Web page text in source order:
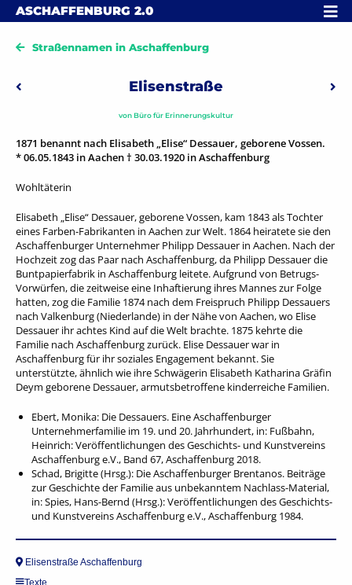
Skip to content
ASCHAFFENBURG 2.0 MENÜ
Straßennamen in Aschaffenburg
Beitragsnavigation
Vorheriger: Elsa-Brändström-Weg
Elisenstraße
vonBüro für Erinnerungskultur
1871 benannt nach Elisabeth „Elise“ Dessauer, geborene Vossen.
* 06.05.1843 in Aachen † 30.03.1920 in Aschaffenburg
Wohltäterin
Elisabeth „Elise“ Dessauer, geborene Vossen, kam 1843 als Tochter
eines Farben-Fabrikanten in Aachen zur Welt. 1864 heiratete sie den
Aschaffenburger Unternehmer Philipp Dessauer in Aachen. Nach der
Hochzeit zog das Paar nach Aschaffenburg, da Philipp Dessauer die
Buntpapierfabrik in Aschaffenburg leitete. Aufgrund von Betrugs-
Vorwürfen, die zeitweise eine Inhaftierung ihres Mannes zur Folge
hatten, zog die Familie 1874 nach dem Freispruch Philipp Dessauers
nach Valkenburg (Niederlande) in der Nähe von Aachen, wo Elise
Dessauer ihr achtes Kind auf die Welt brachte. 1875 kehrte die
Familie nach Aschaffenburg zurück. Elise Dessauer war in
Aschaffenburg für ihr soziales Engagement bekannt. Sie
unterstützte, ähnlich wie ihre Schwägerin Elisabeth Katharina Gräfin
Deym geborene Dessauer, armutsbetroffene kinderreiche Familien.
Ebert, Monika: Die Dessauers. Eine Aschaffenburger
Unternehmerfamilie im 19. und 20. Jahrhundert, in: Fußbahn,
Heinrich: Veröffentlichungen des Geschichts- und Kunstvereins
Aschaffenburg e.V., Band 67, Aschaffenburg 2018.
Schad, Brigitte (Hrsg.): Die Aschaffenburger Brentanos. Beiträge
zur Geschichte der Familie aus unbekanntem Nachlass-Material,
in: Spies, Hans-Bernd (Hrsg.): Veröffentlichungen des Geschichts-
und Kunstvereins Aschaffenburg e.V., Aschaffenburg 1984.
Elisenstraße Aschaffenburg
Texte